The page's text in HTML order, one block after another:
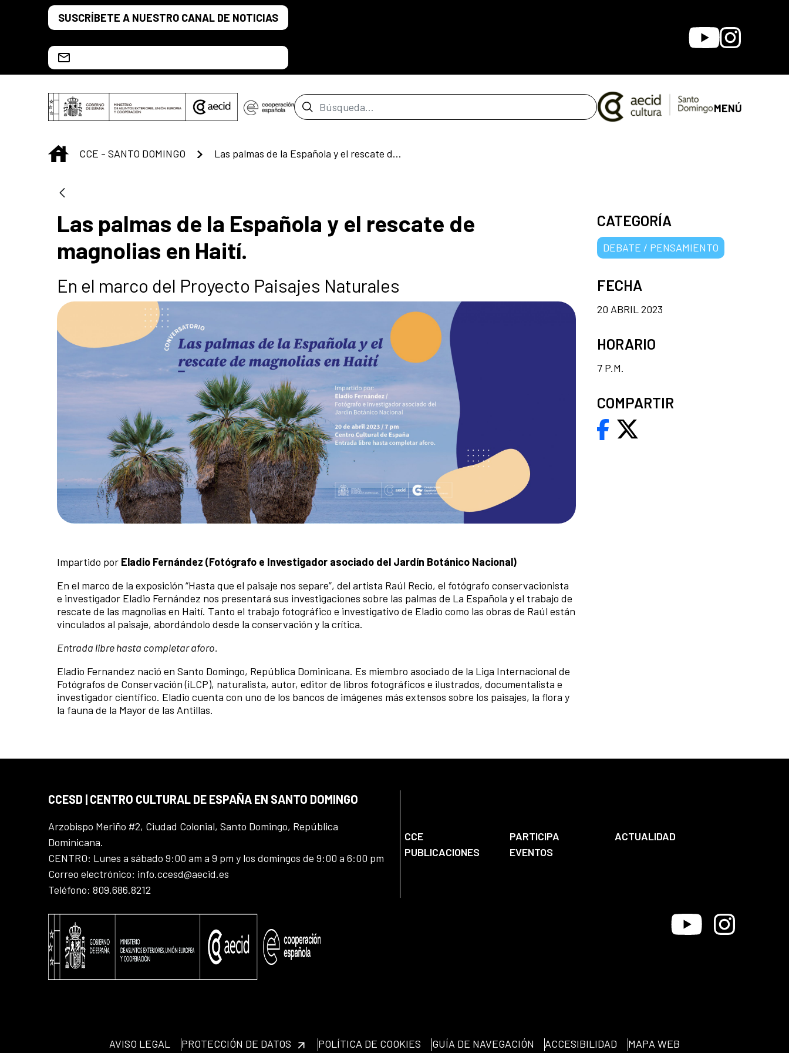
Saltar al contenido principal
SUSCRÍBETE A NUESTRO CANAL DE NOTICIAS
YoutubeInstagram
Barra de búsqueda MENÚ
INICIO
CCE - SANTO DOMINGO Las palmas de la Española y el rescate de magnolias en Haití.
Las palmas de la Española y el rescate de
magnolias en Haití.
En el marco del Proyecto Paisajes Naturales
Impartido por Eladio Fernández (Fotógrafo e Investigador asociado del Jardín Botánico Nacional)
En el marco de la exposición “Hasta que el paisaje nos separe”, del artista Raúl Recio, el fotógrafo conservacionista
e investigador Eladio Fernández nos presentará sus investigaciones sobre las palmas de La Española y el trabajo de
rescate de las magnolias en Haití. Tanto el trabajo fotográfico e investigativo de Eladio como las obras de Raúl están
vinculados al paisaje, abordándolo desde la conservación y la crítica.
Entrada libre hasta completar aforo.
Eladio Fernandez nació en Santo Domingo, República Dominicana. Es miembro asociado de la Liga Internacional de
Fotógrafos de Conservación (iLCP), naturalista, autor, editor de libros fotográficos e ilustrados, documentalista e
investigador científico. Eladio cuenta con uno de los bancos de imágenes más extensos sobre los paisajes, la flora y
la fauna de la Mayor de las Antillas.
CATEGORÍA
DEBATE / PENSAMIENTO
FECHA
20 ABRIL 2023
HORARIO
7 P.M.
COMPARTIR
CCESD | CENTRO CULTURAL DE ESPAÑA EN SANTO DOMINGO
Arzobispo Meriño #2, Ciudad Colonial, Santo Domingo, República
Dominicana.
CENTRO: Lunes a sábado 9:00 am a 9 pm y los domingos de 9:00 a 6:00 pm
Correo electrónico: info.ccesd@aecid.es
Teléfono: 809.686.8212
CCE PARTICIPA
ACTUALIDAD
PUBLICACIONES
EVENTOS
Youtube Instagram
AVISO LEGAL PROTECCIÓN DE DATOS POLÍTICA DE COOKIES GUÍA DE NAVEGACIÓN ACCESIBILIDAD MAPA WEB